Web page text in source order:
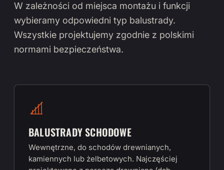
W zależności od miejsca montażu i funkcji
wybieramy odpowiedni typ balustrady.
Wszystkie projektujemy zgodnie z polskimi
normami bezpieczeństwa.
BALUSTRADY SCHODOWE
Wewnętrzne, do schodów drewnianych,
kamiennych lub żelbetowych. Najczęściej